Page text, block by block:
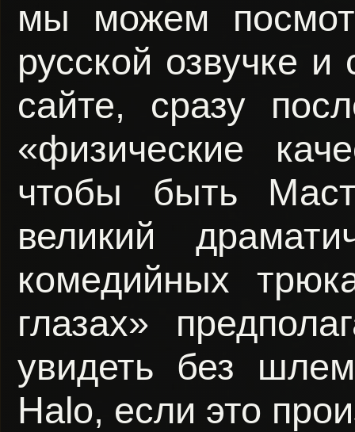
мы можем
русской озвучке
сайте, сразу
«физические
чтобы быть
великий
комедийных
глазах»
увидеть без
Halo, если это